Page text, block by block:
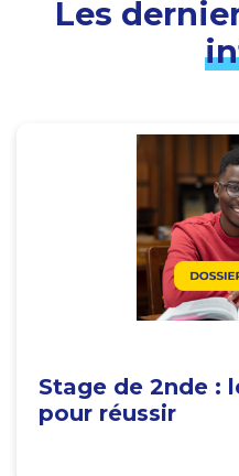
Les
Stage de 2nde :
pour réussir